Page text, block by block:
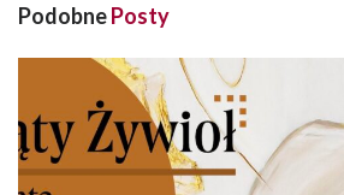
PodobnePosty